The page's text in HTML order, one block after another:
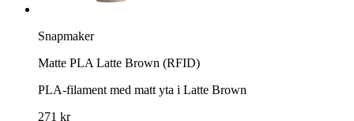
Snapmaker
Matte PLA Latte Brown (RFID)
PLA-filament med matt yta i Latte Brown
271 kr